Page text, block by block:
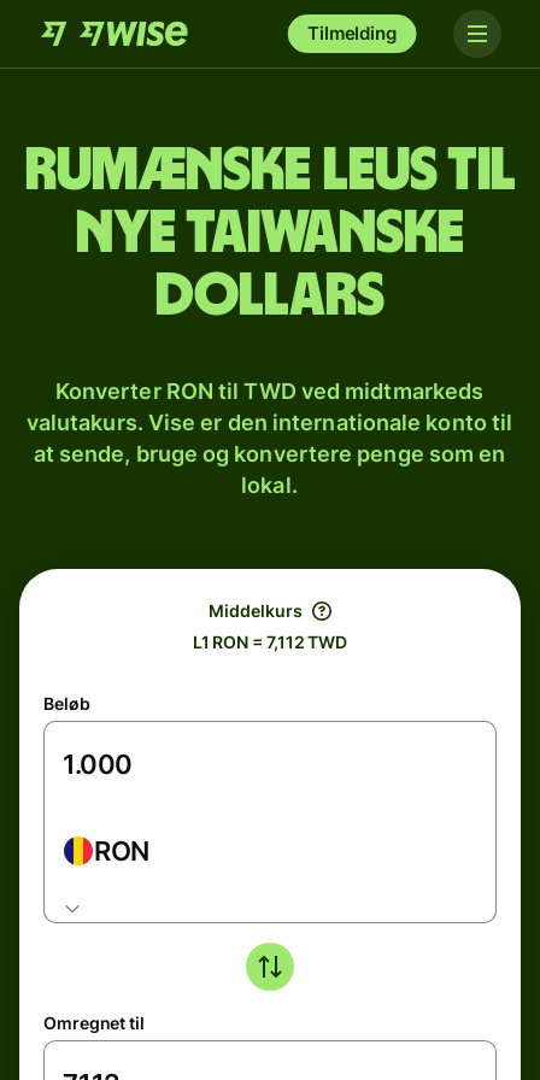
Tilmelding
Rumænske leus til
nye taiwanske
dollars
Konverter RON til TWD ved midtmarkeds
valutakurs. Vise er den internationale konto til
at sende, bruge og konvertere penge som en
lokal.
Middelkurs
L1 RON = 7,112 TWD
Beløb
RON
Omregnet til